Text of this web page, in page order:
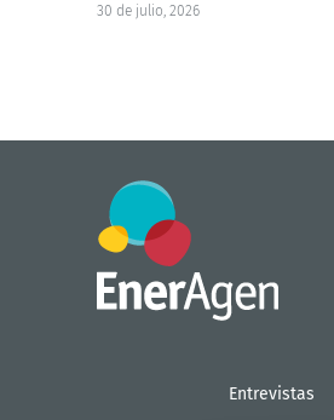
30 de julio, 2026
Entrevistas